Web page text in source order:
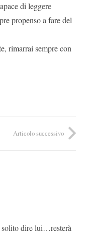
di leggere
propenso a fare del
rimarrai sempre con
Articolo successivo
solito dire lui…resterà